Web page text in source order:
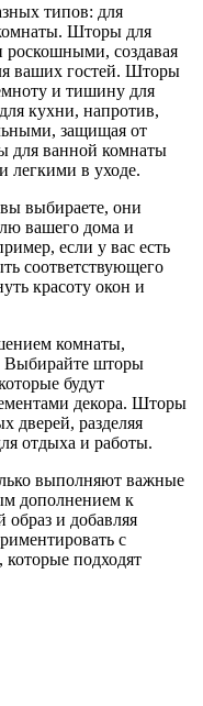
типов: для
Шторы для
создавая
ваших гостей. Шторы
и тишину для
кухни, напротив,
защищая от
для ванной комнаты
легкими в уходе.
выбираете, они
вашего дома и
если у вас есть
соответствующего
красоту окон и
комнаты,
Выбирайте шторы
будут
декора. Шторы
дверей, разделяя
отдыха и работы.
выполняют важные
дополнением к
и добавляя
с
подходят